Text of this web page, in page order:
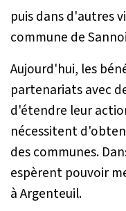
puis dans d'autres
commune de
Aujourd'hui, les
partenariats avec
d'étendre leur
nécessitent
des communes.
espèrent pouvoir
à Argenteuil.